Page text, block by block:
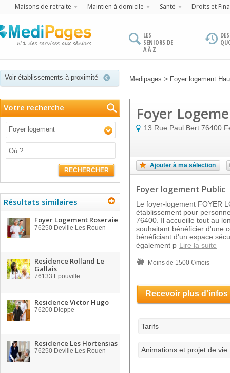
Maisons de retraite Maintien à domicile Santé Droits et
LES
SENIORS DE
A À Z
Voir établissements à proximité Medipages > Foyer logement
Votre recherche
Foyer logement
RECHERCHER
Résultats similaires
Foyer Logement Roseraie
76250 Deville Les Rouen
Residence Rolland Le
Gallais
76133 Epouville
Residence Victor Hugo
76200 Dieppe
Residence Les Hortensias
76250 Deville Les Rouen
Foyer
13 Rue Paul Bert 76400
Ajouter à ma sélection
Foyer logement Public
Le foyer-logement FOYER
établissement pour
76400. Il accueille tout au
souhaitant bénéficier d'une
bénéficiant d'un espace
également p Lire la suite
Moins de 1500 €/mois
Recevoir plus d'infos
Tarifs
Animations et projet de vie